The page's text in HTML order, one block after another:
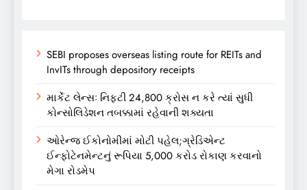
SEBI proposes overseas listing route for REITs and
InvITs through depository receipts
માર્કેટ લેન્સઃ નિફ્ટી 24,800 ક્રોસ ન કરે ત્યાં સુધી
કોન્સોલિડેશન તબક્કામાં રહેવાની શક્યતા
ઓરેન્જ ઈકોનોમીમાં મોટી પહેલ;ગ્રેડિએન્ટ
ઈન્ફોટેનમેન્ટનું રૂપિયા 5,000 કરોડ રોકાણ કરવાનો
મેગા રોડમેપ